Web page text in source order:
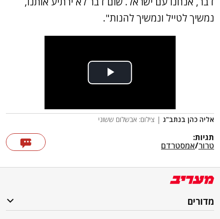
נמשיך לטייל ונמשיך להנות".
אליה כהן בנתב"ג | צילום: אבשלום ששוני
תגיות:
טרור/אמסטרדם
מדורים